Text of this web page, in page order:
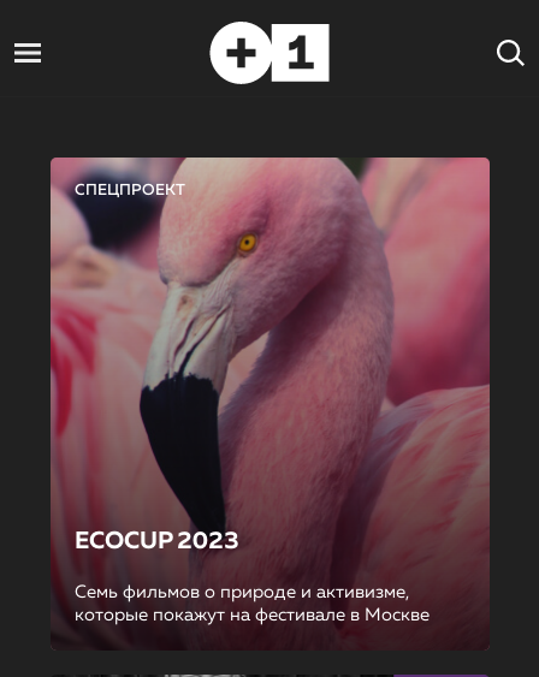
СПЕЦПРОЕКТ
ECOCUP 2023
Семь фильмов о природе и активизме,
которые покажут на фестивале в Москве